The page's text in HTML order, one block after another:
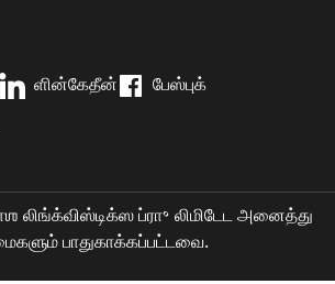
ளின்கேதீன்
பேஸ்புக்
ப்ரா॰ லிமிடேட அனைத்து
பாதுகாக்கப்பட்டவை.